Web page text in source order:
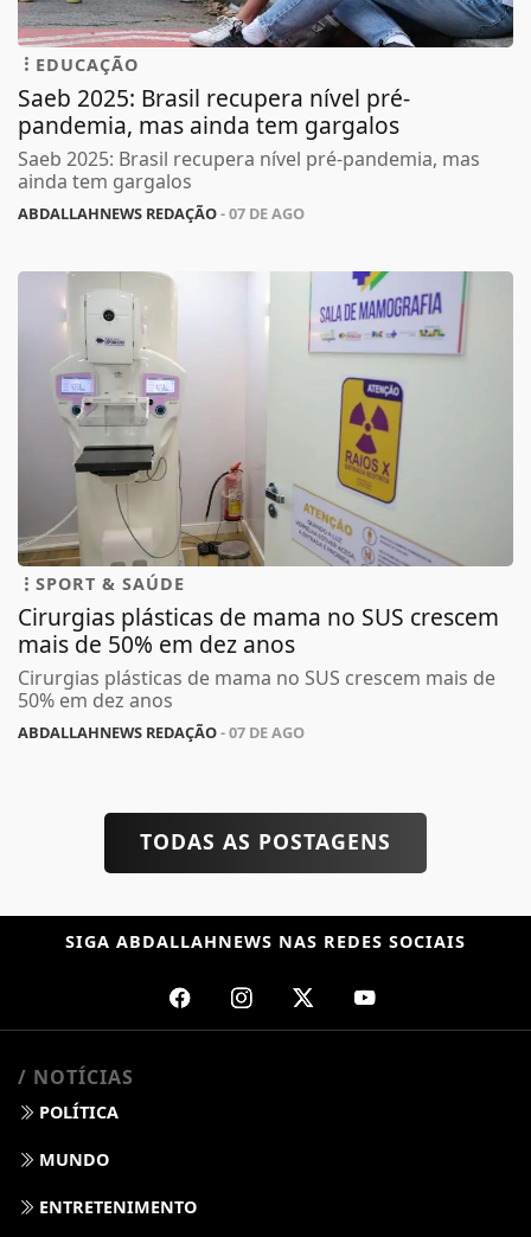
EDUCAÇÃO
Saeb 2025: Brasil recupera nível pré-
pandemia, mas ainda tem gargalos
Saeb 2025: Brasil recupera nível pré-pandemia, mas
ainda tem gargalos
ABDALLAHNEWS REDAÇÃO- 07 DE AGO
SPORT & SAÚDE
Cirurgias plásticas de mama no SUS crescem
mais de 50% em dez anos
Cirurgias plásticas de mama no SUS crescem mais de
50% em dez anos
ABDALLAHNEWS REDAÇÃO- 07 DE AGO
TODAS AS POSTAGENS
SIGA ABDALLAHNEWS NAS REDES SOCIAIS
/ NOTÍCIAS
POLÍTICA
MUNDO
ENTRETENIMENTO